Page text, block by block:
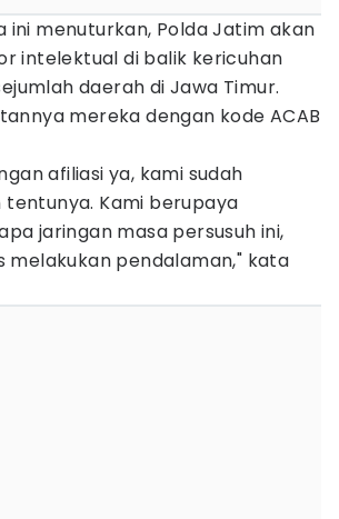
ini menuturkan, Polda Jatim akan
intelektual di balik kericuhan
daerah di Jawa Timur.
mereka dengan kode ACAB
afiliasi ya, kami sudah
Kami berupaya
jaringan masa persusuh ini,
melakukan pendalaman," kata